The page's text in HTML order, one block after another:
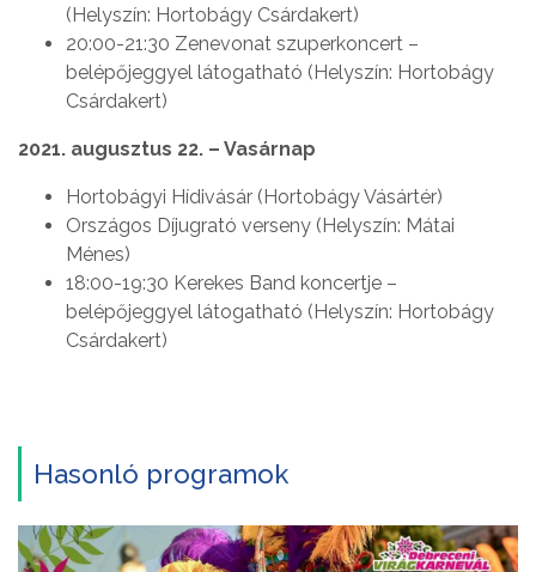
(Helyszín: Hortobágy Csárdakert)
20:00-21:30 Zenevonat szuperkoncert –
belépőjeggyel látogatható (Helyszín: Hortobágy
Csárdakert)
2021. augusztus 22. – Vasárnap
Hortobágyi Hídivásár (Hortobágy Vásártér)
Országos Díjugrató verseny (Helyszín: Mátai
Ménes)
18:00-19:30 Kerekes Band koncertje –
belépőjeggyel látogatható (Helyszín: Hortobágy
Csárdakert)
Hasonló programok